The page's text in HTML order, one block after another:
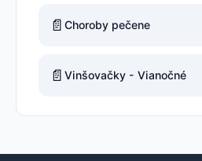
📄 Choroby pečene
📄 Vinšovačky - Vianočné